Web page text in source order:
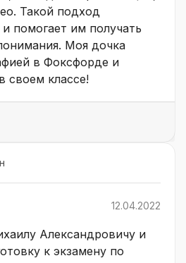
Такой подход
помогает им получать
Моя дочка
в Фоксфорде и
своем классе!
12.04.2022
Александровичу и
к экзамену по